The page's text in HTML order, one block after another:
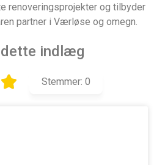
renoveringsprojekter og tilbyder
partner i Værløse og omegn.
dette indlæg
Stemmer: 0